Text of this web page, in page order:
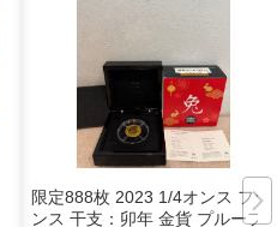
限定888枚 2023 1/4オンス フラ
ンス 干支：卯年 金貨 プルーフ